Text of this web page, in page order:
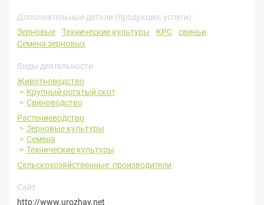
Дополнительные детали (продукция, услуги) :
Зерновые
Технические культуры КРС
свиньи
Семена зерновых
Виды деятельности
Животноводство
Крупный рогатый скот
Свиноводство
Растениеводство
Зерновые культуры
Семена
Технические культуры
Сельскохозяйственные производители
Сайт
http://www.urozhay.net